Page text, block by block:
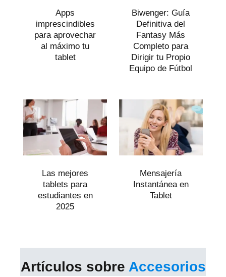
Apps
imprescindibles
para aprovechar
al máximo tu
tablet
Biwenger: Guía
Definitiva del
Fantasy Más
Completo para
Dirigir tu Propio
Equipo de Fútbol
Las mejores
tablets para
estudiantes en
2025
Mensajería
Instantánea en
Tablet
Artículos sobre Accesorios